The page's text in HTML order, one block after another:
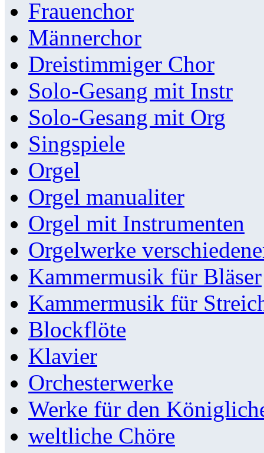
Frauenchor
Männerchor
Dreistimmiger Chor
Solo-Gesang mit Instr
Solo-Gesang mit Org
Singspiele
Orgel
Orgel manualiter
Orgel mit Instrumenten
Orgelwerke
Kammermusik für Bläser
Kammermusik für
Blockflöte
Klavier
Orchesterwerke
Werke für den
weltliche Chöre